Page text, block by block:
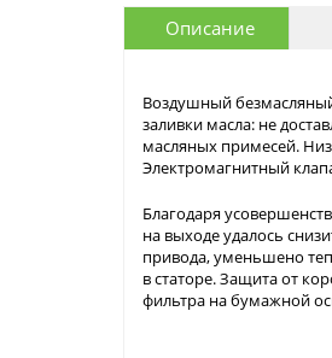
Описание
Воздушный
заливки масла: не
масляных примесей.
Электромагнитный
Благодаря
на выходе удалось
привода, уменьшено
в статоре. Защита от
фильтра на бумажной